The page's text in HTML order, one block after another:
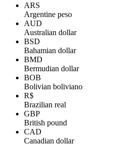
ARS
Argentine peso
AUD
Australian dollar
BSD
Bahamian dollar
BMD
Bermudian dollar
BOB
Bolivian boliviano
R$
Brazilian real
GBP
British pound
CAD
Canadian dollar